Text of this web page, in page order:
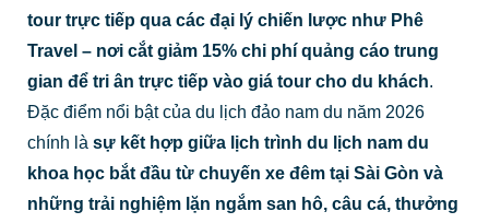
tour trực tiếp qua các đại lý chiến lược như Phê
Travel – nơi cắt giảm 15% chi phí quảng cáo trung
gian để tri ân trực tiếp vào giá tour cho du khách.
Đặc điểm nổi bật của du lịch đảo nam du năm 2026
chính là sự kết hợp giữa lịch trình du lịch nam du
khoa học bắt đầu từ chuyến xe đêm tại Sài Gòn và
những trải nghiệm lặn ngắm san hô, câu cá, thưởng